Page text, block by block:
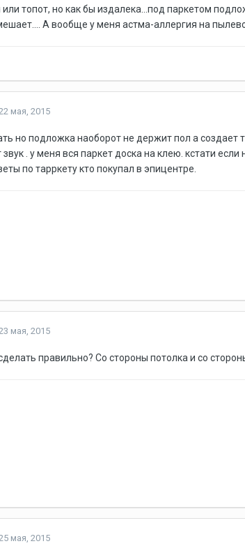
топот, но как бы издалека...под паркетом
А вообще у меня астма-аллергия на
мая, 2015
но подложка наоборот не держит пол а
. у меня вся паркет доска на клею. кстати
по тарркету кто покупал в эпицентре.
мая, 2015
правильно? Со стороны потолка и со
мая, 2015